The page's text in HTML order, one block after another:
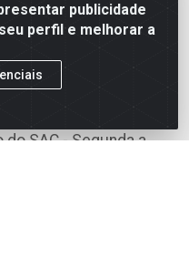
publicidade
perfil e melhorar a
SAC - Segunda a